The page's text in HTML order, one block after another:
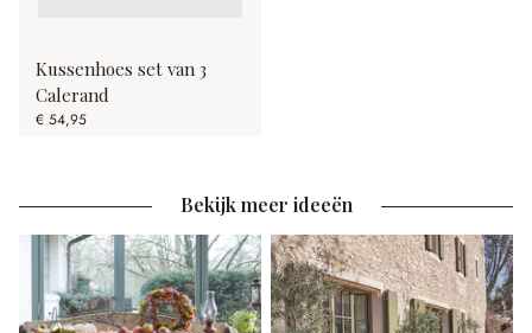
Kussenhoes set van 3
Calerand
€ 54,95
Bekijk meer ideeën